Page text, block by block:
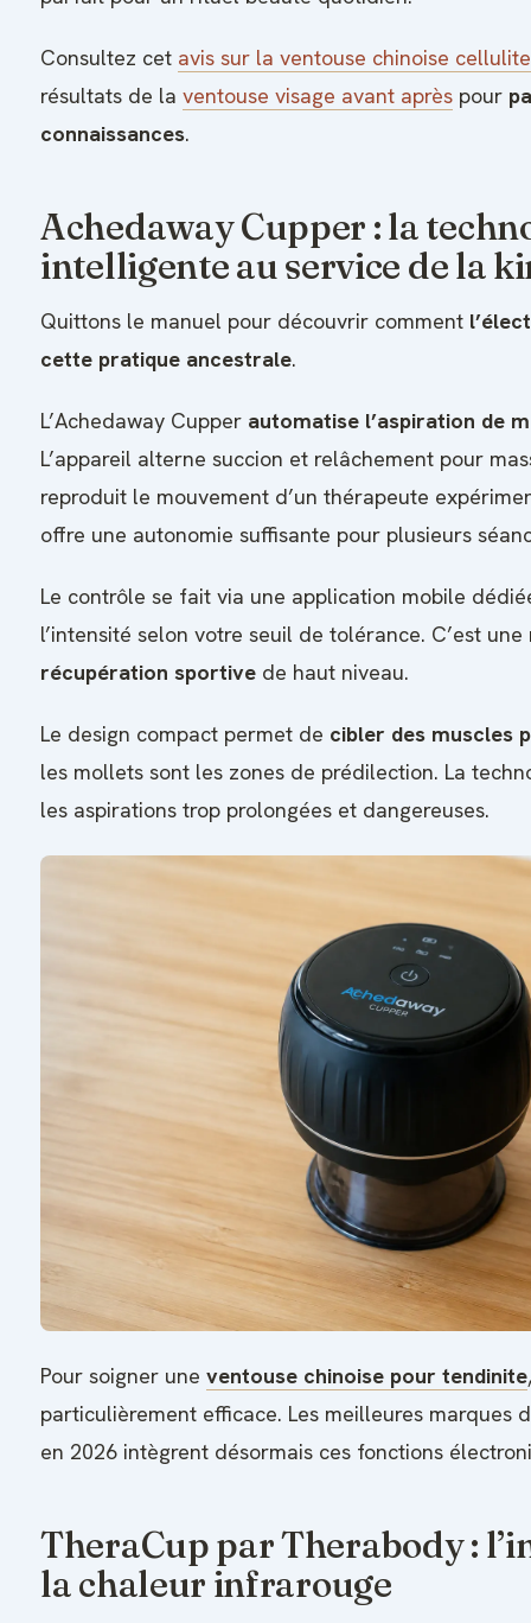
Consultez cet avis sur la ventouse chinoise cellulite
résultats de la ventouse visage avant après pour
connaissances.
Achedaway Cupper : la
intelligente au service de la
Quittons le manuel pour découvrir comment
cette pratique ancestrale.
L’Achedaway Cupper automatise l’aspiration de
L’appareil alterne succion et relâchement pour
reproduit le mouvement d’un thérapeute
offre une autonomie suffisante pour plusieurs
Le contrôle se fait via une application mobile
l’intensité selon votre seuil de tolérance. C’est une
récupération sportive de haut niveau.
Le design compact permet de cibler des muscles
les mollets sont les zones de prédilection. La
les aspirations trop prolongées et dangereuses.
Pour soigner une ventouse chinoise pour tendinite
particulièrement efficace. Les meilleures marques
en 2026 intègrent désormais ces fonctions
TheraCup par Therabody :
la chaleur infrarouge